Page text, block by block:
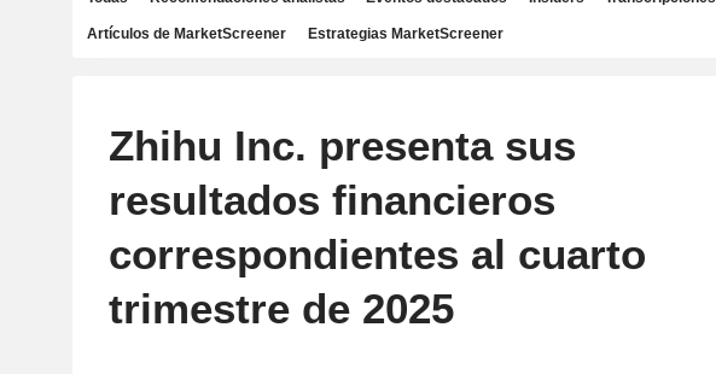
Artículos de MarketScreener Estrategias MarketScreener
Zhihu Inc. presenta sus
resultados financieros
correspondientes al cuarto
trimestre de 2025